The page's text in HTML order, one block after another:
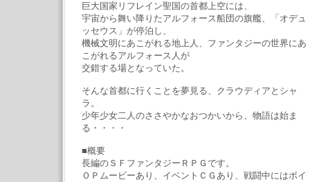
巨大国家リフレイン聖国の首都上空には、
宇宙から舞い降りたアルフォース船団の旗艦、「オデュ
ッセウス」が停泊し、
機械文明にあこがれる地上人、ファンタジーの世界にあ
こがれるアルフォース人が
交錯する場となっていた。
そんな首都に行くことを夢見る、クラウディアとシャ
ラ。
少年少女二人のささやかなおつかいから、物語は始ま
る・・・・
■概要
長編のＳＦファンタジーＲＰＧです。
ＯＰムービーあり、イベントＣＧあり、戦闘中にはボイ